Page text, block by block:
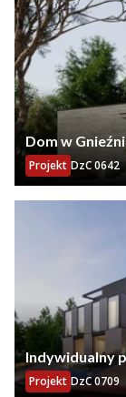
Dom w
Projekt DzC 0642
Indywidualny
zabudowie
Projekt DzC 0709